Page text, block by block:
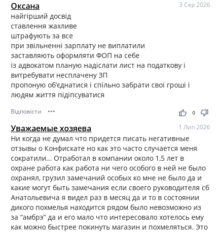
Оксана 3 Сер 2026
найгірший досвід
ставлення жахливе
штрафують за все
при звільненні зарплату не виплатили
заставляють оформляти ФОП на себе
із адвокатом планую надіслати лист на податкову і
витребувати несплачену ЗП
пропоную об’єднатися і спільно забрати свої гроші і
людям життя підіпсуватися
Відповісти ••• thumb_up thumb_down
0
Уважаемые хозяева 1 Лип 2026
Ни когда не думал что придется писать негативные
отзывы о Конфискате но как это часто случается меня
сократили… Отработал в компании около 1,5 лет в
охране работа как работа ни чего особого в ней не было
охранял, грузил замечаний особых ко мне не было да и
какие могут быть замечания если своего руководителя сб
Анатольевича я видел раз в месяц да и то в состоянии
дикого похмелья находится рядом было невозможно из
за “амбрэ” да и его мало что интересовало хотелось ему
как можно быстрее покинуть магазин и похмеляться. Это